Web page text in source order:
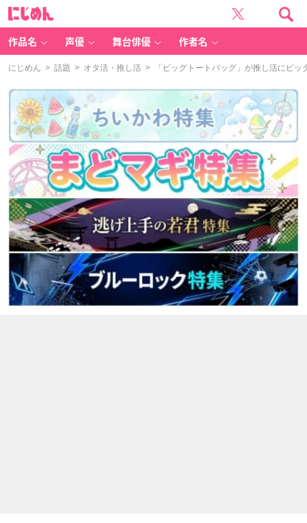
作品名 声優 舞台俳優 作者名
にじめん > 話題 > オタ活・推し活 > 「ビッグトートバッグ」が推し活にピッ